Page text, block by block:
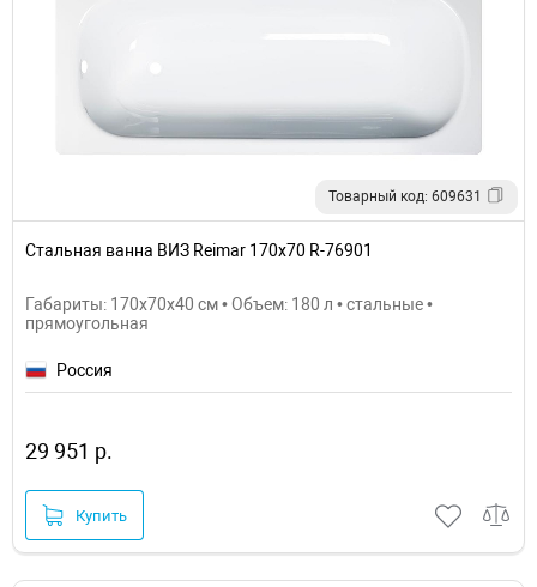
Товарный код: 609631
Стальная ванна ВИЗ Reimar 170x70 R-76901
Габариты: 170x70x40 см • Объем: 180 л • стальные •
прямоугольная
Россия
29 951 р.
Купить